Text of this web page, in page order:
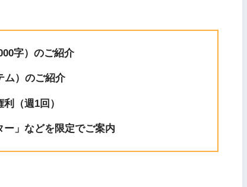
字）のご紹介
ム）のご紹介
（週1回）
ー」などを限定でご案内